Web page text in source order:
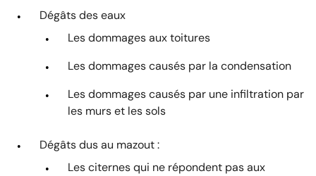
Dégâts des eaux
Les dommages aux toitures
Les dommages causés par la condensation
Les dommages causés par une infiltration par
les murs et les sols
Dégâts dus au mazout :
Les citernes qui ne répondent pas aux